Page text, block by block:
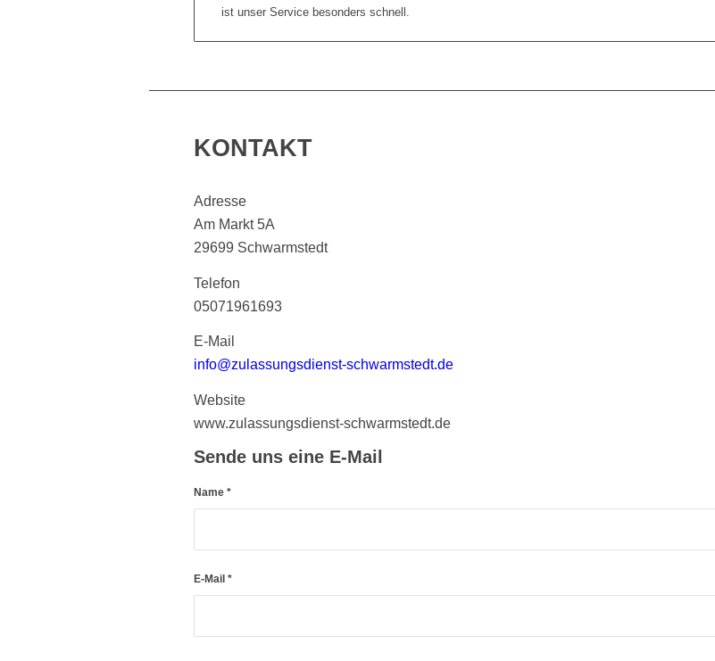
ist unser Service besonders schnell.
KONTAKT
Adresse
Am Markt 5A
29699 Schwarmstedt
Telefon
05071961693
E-Mail
info@zulassungsdienst-schwarmstedt.de
Website
www.zulassungsdienst-schwarmstedt.de
Sende uns eine E-Mail
Name *
E-Mail *